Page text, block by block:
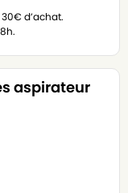
d’achat.
aspirateur